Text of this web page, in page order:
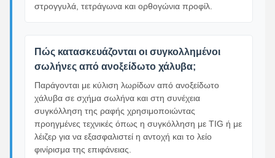
στρογγυλά, τετράγωνα και ορθογώνια προφίλ.
Πώς κατασκευάζονται οι συγκολλημένοι
σωλήνες από ανοξείδωτο χάλυβα;
Παράγονται με κύλιση λωρίδων από ανοξείδωτο
χάλυβα σε σχήμα σωλήνα και στη συνέχεια
συγκόλληση της ραφής χρησιμοποιώντας
προηγμένες τεχνικές όπως η συγκόλληση με TIG ή με
λέιζερ για να εξασφαλιστεί η αντοχή και το λείο
φινίρισμα της επιφάνειας.